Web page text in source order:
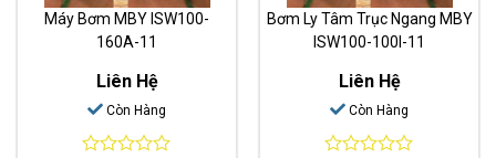
Máy Bơm MBY ISW100-
160A-11
Liên Hệ
Còn Hàng
Bơm Ly Tâm Trục Ngang MBY
ISW100-100I-11
Liên Hệ
Còn Hàng